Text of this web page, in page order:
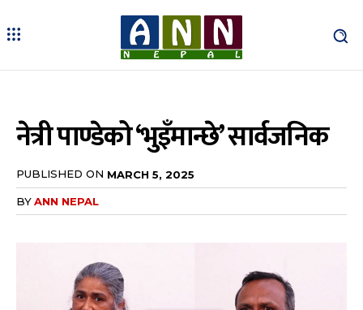
नेत्री पाण्डेको ‘भुइँमान्छे’ सार्वजनिक
PUBLISHED ON MARCH 5, 2025
BYANN NEPAL